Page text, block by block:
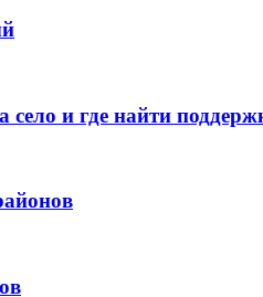
и где найти